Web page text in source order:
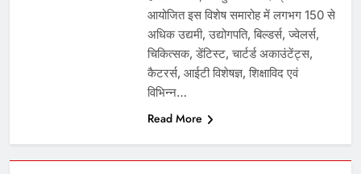
आयोजित इस विशेष समारोह में लगभग 150 से
अधिक उद्यमी, उद्योगपति, बिल्डर्स, ज्वेलर्स,
चिकित्सक, डेंटिस्ट, चार्टर्ड अकाउंटेंट्स,
कैटरर्स, आईटी विशेषज्ञ, शिक्षाविद एवं
विभिन्न…
Read More